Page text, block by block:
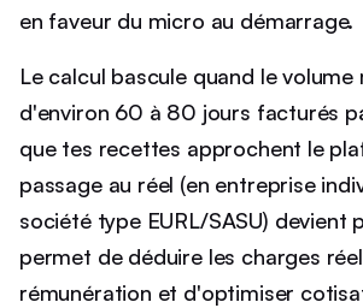
en faveur du micro au démarrage.
Le calcul bascule quand le
d'environ 60 à 80 jours facturés
que tes recettes approchent le
passage au réel (en entreprise
société type EURL/SASU) devient
permet de déduire les charges
rémunération et d'optimiser